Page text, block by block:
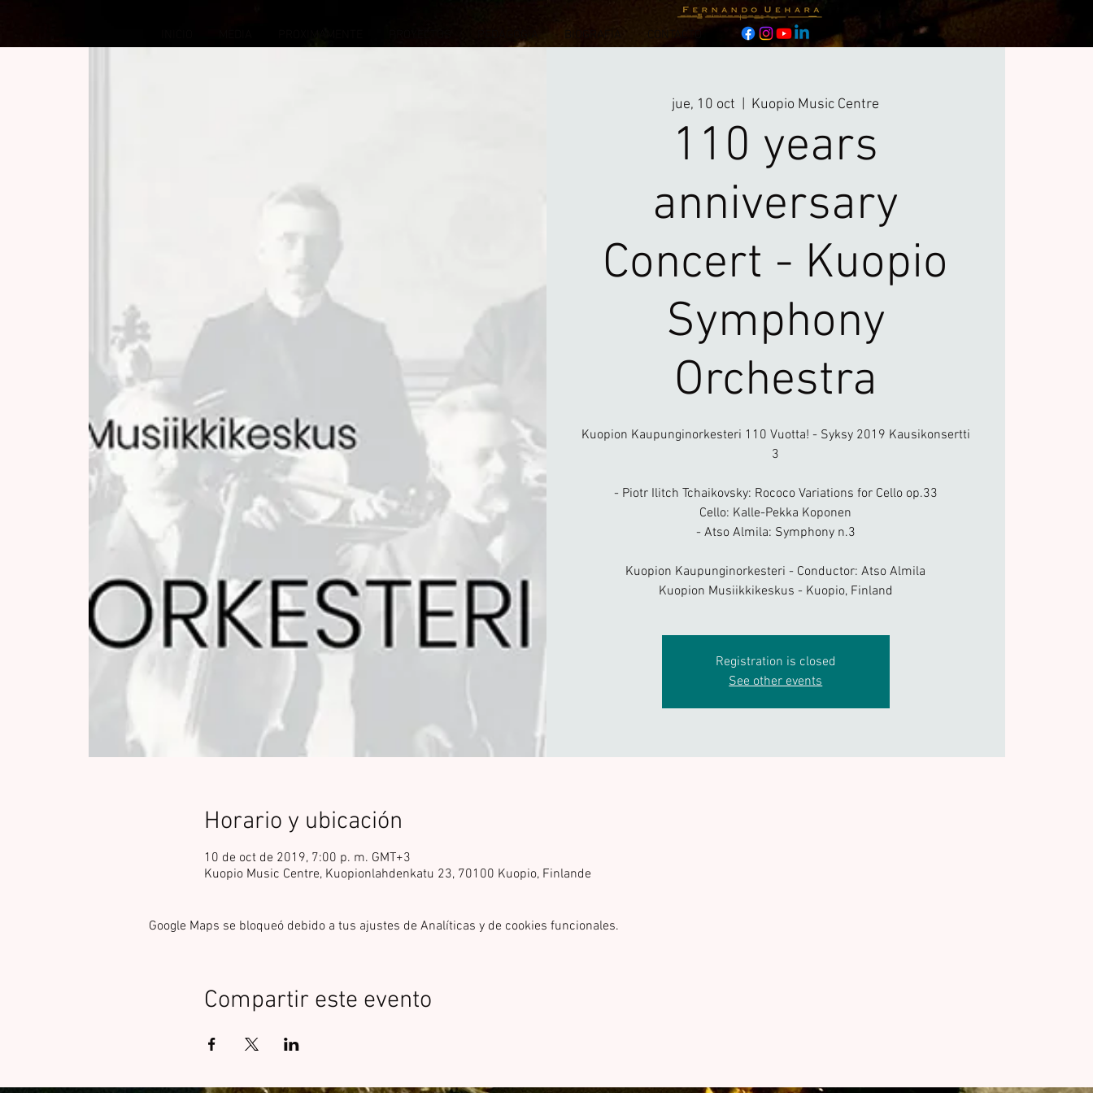
BIOGRAFÍA
jue, 10 oct Kuopio Music Centre
110 years
anniversary
Concert - Kuopio
Symphony
Orchestra
Kuopion Kaupunginorkesteri 110 Vuotta! - Syksy 2019 Kausikonsertti
3
- Piotr Ilitch Tchaikovsky: Rococo Variations for Cello op.33
Cello: Kalle-Pekka Koponen
- Atso Almila: Symphony n.3
Kuopion Kaupunginorkesteri - Conductor: Atso Almila
Kuopion Musiikkikeskus - Kuopio, Finland
Registration is closed
See other events
Horario y ubicación
10 de oct de 2019, 7:00 p. m. GMT+3
Kuopio Music Centre, Kuopionlahdenkatu 23, 70100 Kuopio, Finlande
Google Maps se bloqueó debido a tus ajustes de Analíticas y de cookies funcionales.
Compartir este evento